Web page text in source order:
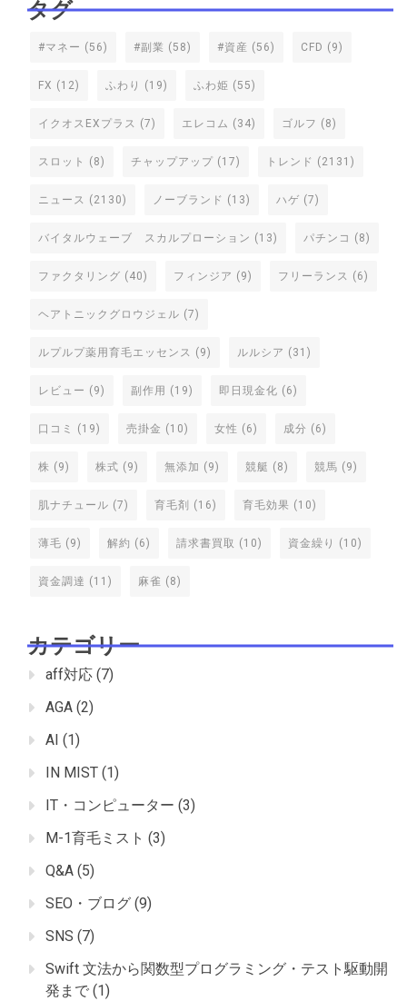
タグ
#マネー (56) #副業 (58) #資産 (56) CFD (9)
FX (12) ふわり (19) ふわ姫 (55)
イクオスEXプラス (7) エレコム (34) ゴルフ (8)
スロット (8) チャップアップ (17) トレンド (2131)
ニュース (2130) ノーブランド (13) ハゲ (7)
バイタルウェーブ スカルプローション (13) パチンコ (8)
ファクタリング (40) フィンジア (9) フリーランス (6)
ヘアトニックグロウジェル (7)
ルプルプ薬用育毛エッセンス (9) ルルシア (31)
レビュー (9) 副作用 (19) 即日現金化 (6)
口コミ (19) 売掛金 (10) 女性 (6) 成分 (6)
株 (9) 株式 (9) 無添加 (9) 競艇 (8) 競馬 (9)
肌ナチュール (7) 育毛剤 (16) 育毛効果 (10)
薄毛 (9) 解約 (6) 請求書買取 (10) 資金繰り (10)
資金調達 (11) 麻雀 (8)
カテゴリー
aff対応 (7)
AGA (2)
AI (1)
IN MIST (1)
IT・コンピューター (3)
M-1育毛ミスト (3)
Q&A (5)
SEO・ブログ (9)
SNS (7)
Swift 文法から関数型プログラミング・テスト駆動開
発まで (1)